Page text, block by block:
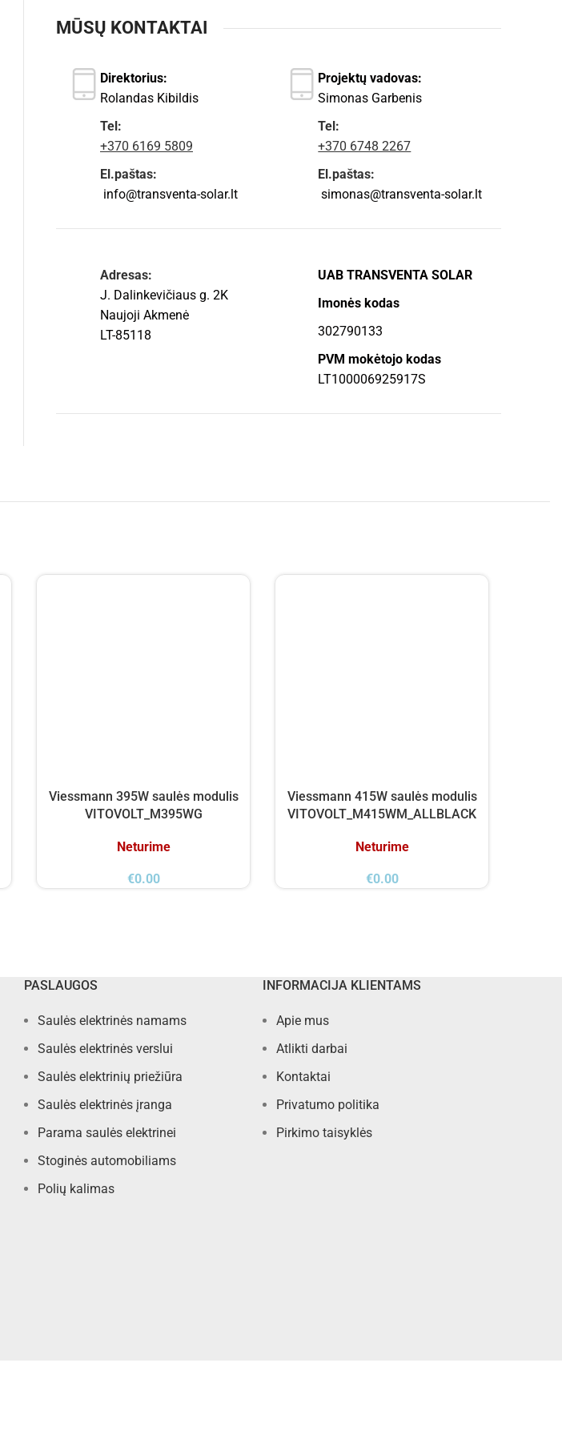
MŪSŲ KONTAKTAI
Direktorius:
Rolandas Kibildis
Tel:
+370 6169 5809
El.paštas:
info@transventa-solar.lt
Projektų vadovas:
Simonas Garbenis
Tel:
+370 6748 2267
El.paštas:
simonas@transventa-solar.lt
Adresas:
J. Dalinkevičiaus g. 2K
Naujoji Akmenė
LT-85118
UAB TRANSVENTA SOLAR
Imonės kodas
302790133
PVM mokėtojo kodas
LT100006925917S
Viessmann 395W saulės modulis
VITOVOLT_M395WG
Neturime
€0.00
Viessmann 415W saulės modulis
VITOVOLT_M415WM_ALLBLACK
Neturime
€0.00
PASLAUGOS
Saulės elektrinės namams
Saulės elektrinės verslui
Saulės elektrinių priežiūra
Saulės elektrinės įranga
Parama saulės elektrinei
Stoginės automobiliams
Polių kalimas
INFORMACIJA KLIENTAMS
Apie mus
Atlikti darbai
Kontaktai
Privatumo politika
Pirkimo taisyklės